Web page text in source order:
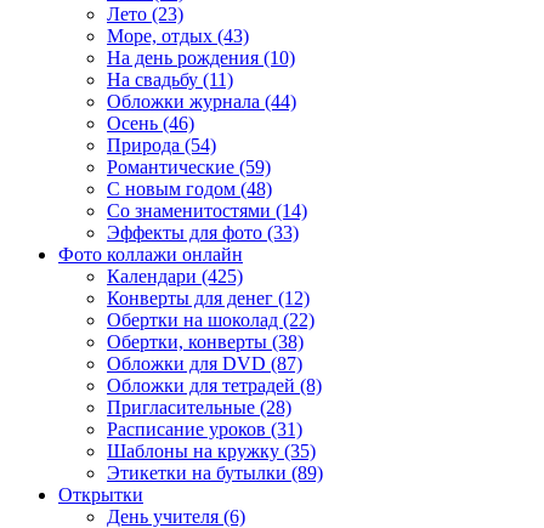
Лето (23)
Море, отдых (43)
На день рождения (10)
На свадьбу (11)
Обложки журнала (44)
Осень (46)
Природа (54)
Романтические (59)
С новым годом (48)
Со знаменитостями (14)
Эффекты для фото (33)
Фото коллажи онлайн
Календари (425)
Конверты для денег (12)
Обертки на шоколад (22)
Обертки, конверты (38)
Обложки для DVD (87)
Обложки для тетрадей (8)
Пригласительные (28)
Расписание уроков (31)
Шаблоны на кружку (35)
Этикетки на бутылки (89)
Открытки
День учителя (6)